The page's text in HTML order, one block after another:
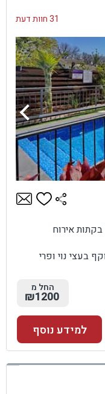
31 חוות דעת
בעצי נוי ופרי
החל מ
₪1200
למידע נוסף